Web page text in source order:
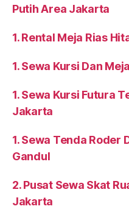
Putih Area Jakarta
1. Rental Meja Rias
1. Sewa Kursi Dan
1. Sewa Kursi Futura
Jakarta
1. Sewa Tenda Roder
Gandul
2. Pusat Sewa Skat
Jakarta